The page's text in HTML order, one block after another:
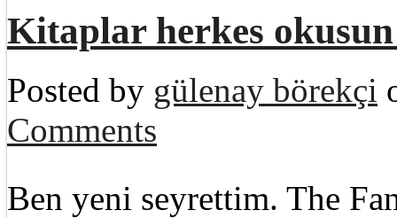
Kitaplar herkes
Posted by gülenay börekçi
Comments
Ben yeni seyrettim. The